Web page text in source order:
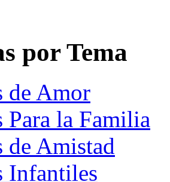
por Tema
de Amor
Para la Familia
de Amistad
Infantiles